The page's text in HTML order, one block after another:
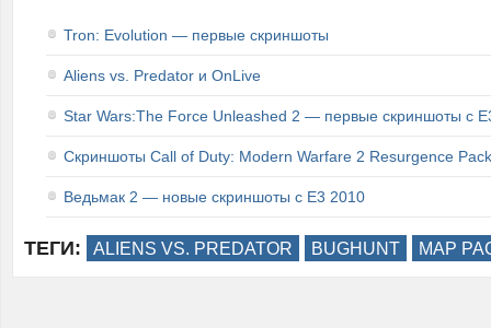
Tron: Evolution — первые скриншоты
Aliens vs. Predator и OnLive
Star Wars:The Force Unleashed 2 — первые скриншоты с
Скриншоты Call of Duty: Modern Warfare 2 Resurgence Pack
Ведьмак 2 — новые скриншоты с E3 2010
ТЕГИ: ALIENS VS. PREDATOR BUGHUNT MAP